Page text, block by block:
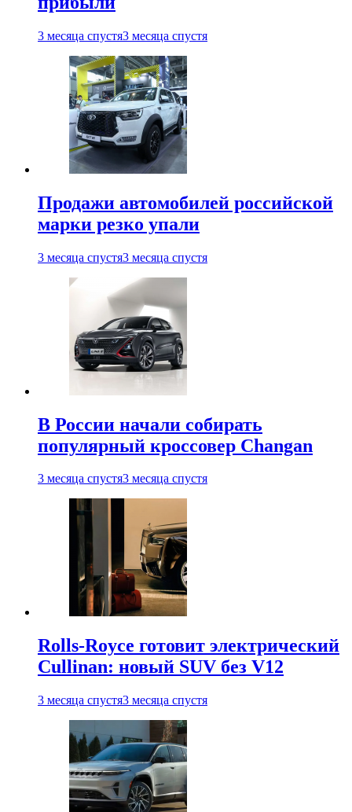
3 месяца спустя3 месяца спустя
Продажи автомобилей российской
марки резко упали
3 месяца спустя3 месяца спустя
В России начали собирать
популярный кроссовер Changan
3 месяца спустя3 месяца спустя
Rolls-Royce готовит электрический
Cullinan: новый SUV без V12
3 месяца спустя3 месяца спустя